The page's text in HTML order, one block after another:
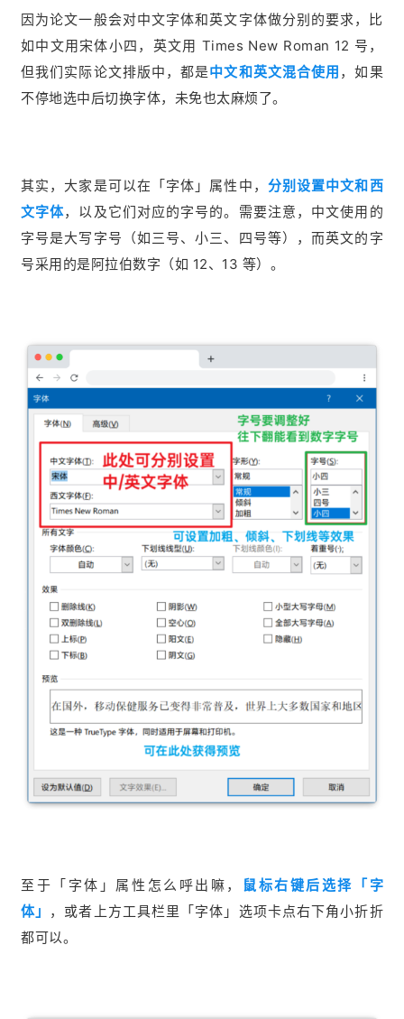
因为论文一般会对中文字体和英文字体做分别的要求，比
如中文用宋体小四，英文用 Times New Roman 12 号，
但我们实际论文排版中，都是中文和英文混合使用 ，如果
不停地选中后切换字体，未免也太麻烦了。
其实，大家是可以在「字体」属性中， 分别设置中文和西
文字体，以及它们对应的字号的。 需要注意， 中文使用的
字号是大写字号 （如三号、小三、四号等），而英文的字
号采用的是阿拉伯数字（如 12、13 等）。
至于「字体」属性怎么呼出嘛，
鼠标右键后选择「字
体」 ，或者上方工具栏里「字体」选项卡点右下角小折折
都可以。